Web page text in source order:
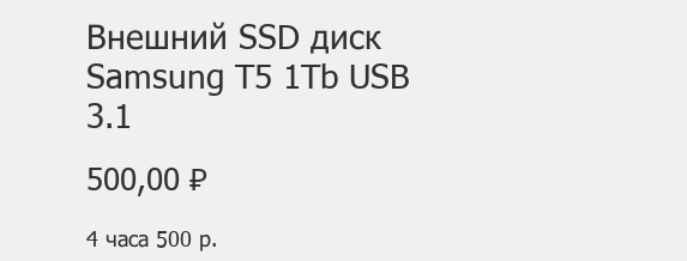
Внешний SSD диск
Samsung T5 1Tb USB
3.1
500,00 ₽Цена
4 часа 500 р.